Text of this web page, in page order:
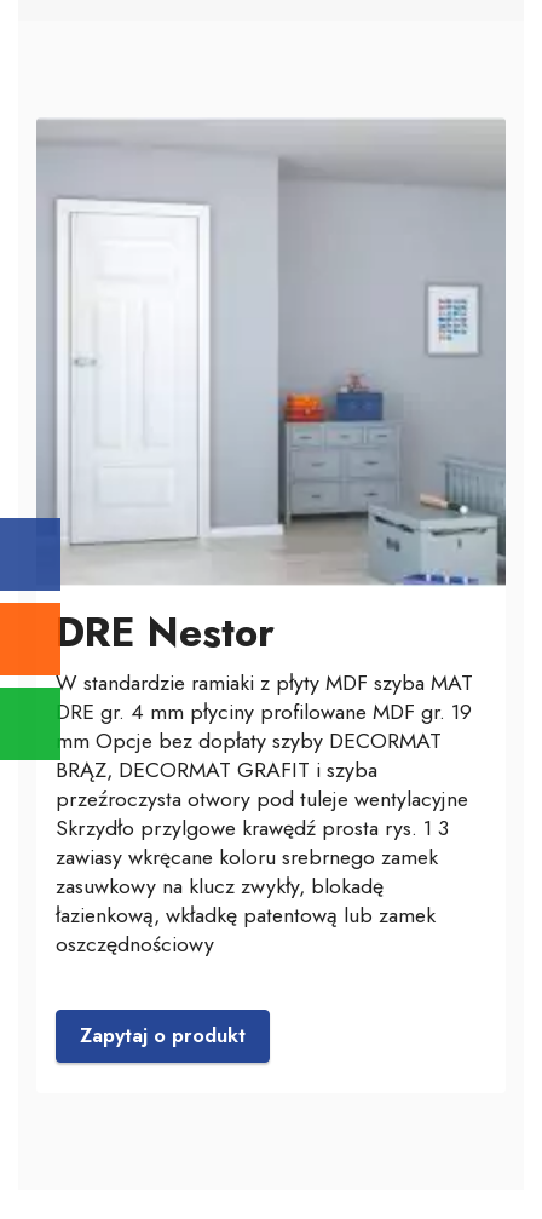
DRE Nestor
W standardzie ramiaki z płyty MDF szyba MAT
DRE gr. 4 mm płyciny profilowane MDF gr. 19
mm Opcje bez dopłaty szyby DECORMAT
BRĄZ, DECORMAT GRAFIT i szyba
przeźroczysta otwory pod tuleje wentylacyjne
Skrzydło przylgowe krawędź prosta rys. 1 3
zawiasy wkręcane koloru srebrnego zamek
zasuwkowy na klucz zwykły, blokadę
łazienkową, wkładkę patentową lub zamek
oszczędnościowy
Zapytaj o produkt